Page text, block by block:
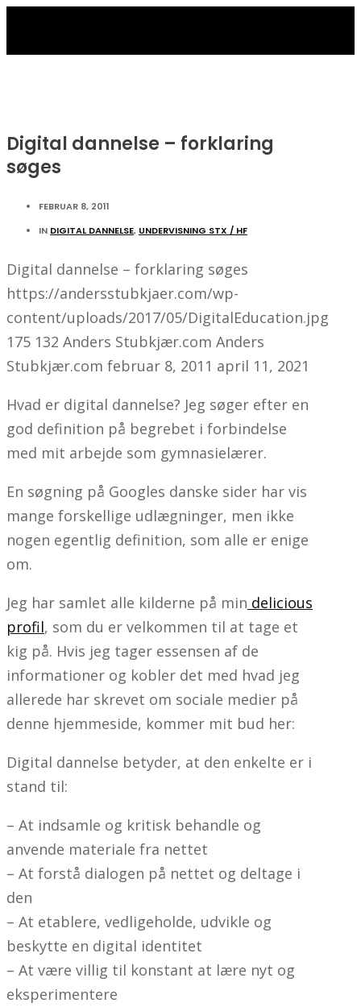
Digital dannelse – forklaring
søges
FEBRUAR 8, 2011
IN DIGITAL DANNELSE, UNDERVISNING STX / HF
Digital dannelse – forklaring søges
https://andersstubkjaer.com/wp-
content/uploads/2017/05/DigitalEducation.jpg
175 132 Anders Stubkjær.com Anders
Stubkjær.com februar 8, 2011 april 11, 2021
Hvad er digital dannelse? Jeg søger efter en
god definition på begrebet i forbindelse
med mit arbejde som gymnasielærer.
En søgning på Googles danske sider har vis
mange forskellige udlægninger, men ikke
nogen egentlig definition, som alle er enige
om.
Jeg har samlet alle kilderne på min delicious
profil, som du er velkommen til at tage et
kig på. Hvis jeg tager essensen af de
informationer og kobler det med hvad jeg
allerede har skrevet om sociale medier på
denne hjemmeside, kommer mit bud her:
Digital dannelse betyder, at den enkelte er i
stand til:
– At indsamle og kritisk behandle og
anvende materiale fra nettet
– At forstå dialogen på nettet og deltage i
den
– At etablere, vedligeholde, udvikle og
beskytte en digital identitet
– At være villig til konstant at lære nyt og
eksperimentere